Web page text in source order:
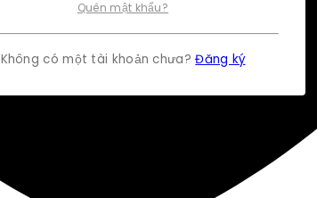
Quên mật khẩu?
Không có một tài khoản chưa?Đăng ký